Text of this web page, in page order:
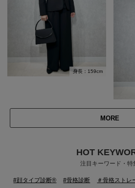
身長：159cm
MORE
HOT
注目キーワード・特
#顔タイプ診断® #骨格診断 ＃骨格ストレ